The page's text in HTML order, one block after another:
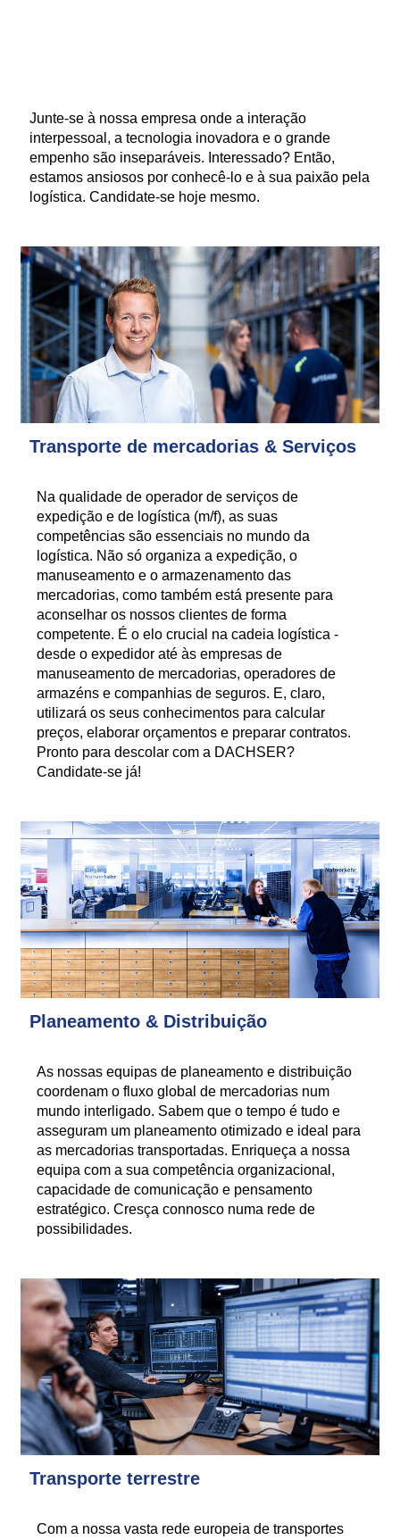
Junte-se à nossa empresa onde a interação
interpessoal, a tecnologia inovadora e o grande
empenho são inseparáveis. Interessado? Então,
estamos ansiosos por conhecê-lo e à sua paixão pela
logística. Candidate-se hoje mesmo.
Transporte de mercadorias & Serviços
Na qualidade de operador de serviços de
expedição e de logística (m/f), as suas
competências são essenciais no mundo da
logística. Não só organiza a expedição, o
manuseamento e o armazenamento das
mercadorias, como também está presente para
aconselhar os nossos clientes de forma
competente. É o elo crucial na cadeia logística -
desde o expedidor até às empresas de
manuseamento de mercadorias, operadores de
armazéns e companhias de seguros. E, claro,
utilizará os seus conhecimentos para calcular
preços, elaborar orçamentos e preparar contratos.
Pronto para descolar com a DACHSER?
Candidate-se já!
Planeamento & Distribuição
As nossas equipas de planeamento e distribuição
coordenam o fluxo global de mercadorias num
mundo interligado. Sabem que o tempo é tudo e
asseguram um planeamento otimizado e ideal para
as mercadorias transportadas. Enriqueça a nossa
equipa com a sua competência organizacional,
capacidade de comunicação e pensamento
estratégico. Cresça connosco numa rede de
possibilidades.
Transporte terrestre
Com a nossa vasta rede europeia de transportes